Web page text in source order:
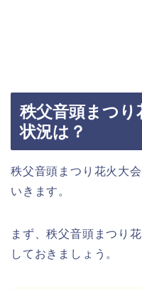
秩父音頭まつり
状況は？
秩父音頭まつり花火大
いきます。
まず、秩父音頭まつり
しておきましょう。